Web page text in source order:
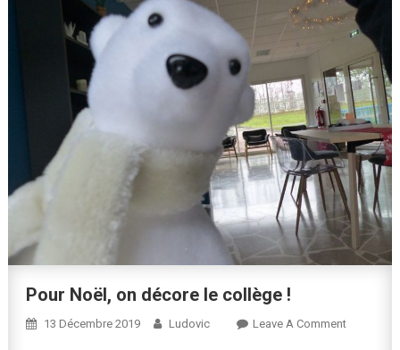
Pour Noël, on décore le collège !
13 Décembre 2019 Ludovic Leave A CommentOn